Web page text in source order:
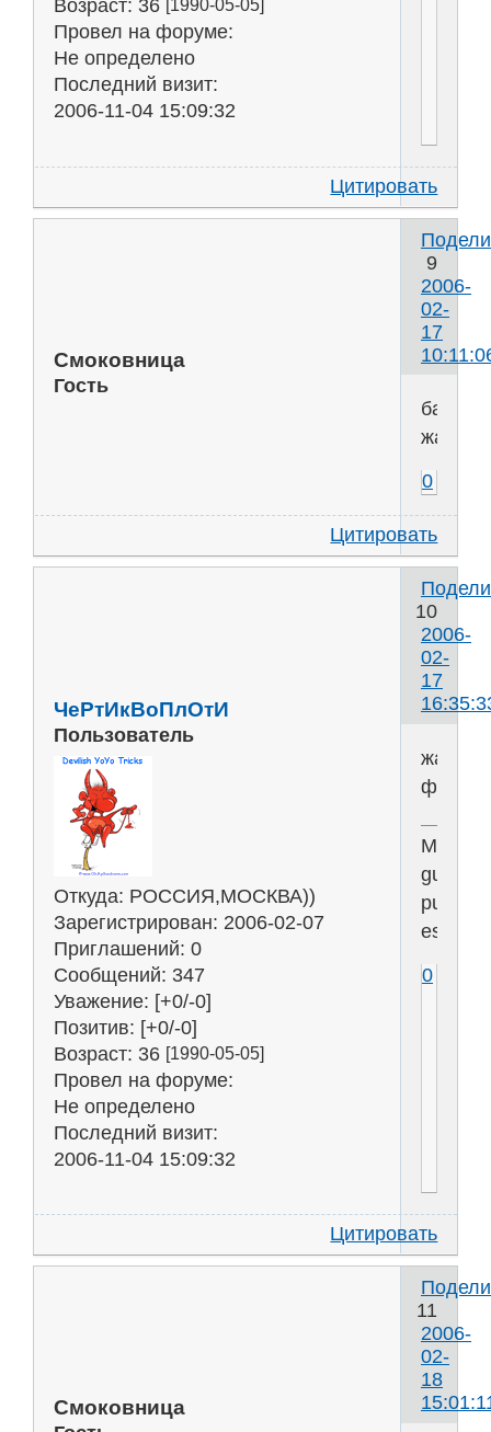
Возраст: 36 [1990-05-05]
Провел на форуме:
Не определено
Последний визит:
2006-11-04 15:09:32
Цитировать
9
2006-
02-
17
Смоковница
Гость
0
Цитировать
10
2006-
02-
17
ЧеРтИкВоПлОтИ
Пользователь
Откуда: РОССИЯ,МОСКВА))
Зарегистрирован: 2006-02-07
Приглашений: 0
Сообщений: 347
Уважение: [+0/-0]
Позитив: [+0/-0]
Возраст: 36 [1990-05-05]
Провел на форуме:
Не определено
Последний визит:
2006-11-04 15:09:32
guia
pulvis
0
Цитировать
11
2006-
02-
18
Смоковница